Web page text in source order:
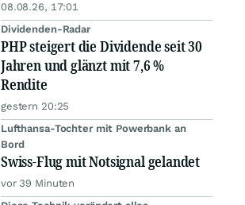
08.08.26, 17:01
Dividenden-Radar
PHP steigert die Dividende seit 30
Jahren und glänzt mit 7,6 %
Rendite
gestern 20:25
Lufthansa-Tochter mit Powerbank an
Bord
Swiss-Flug mit Notsignal gelandet
vor 39 Minuten